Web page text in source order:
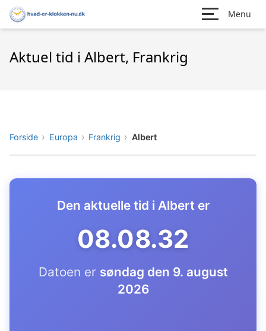
Menu
Aktuel tid i Albert, Frankrig
Forside Europa Frankrig Albert
Den aktuelle tid i Albert er
08.08.33
Datoen er søndag den 9. august
2026